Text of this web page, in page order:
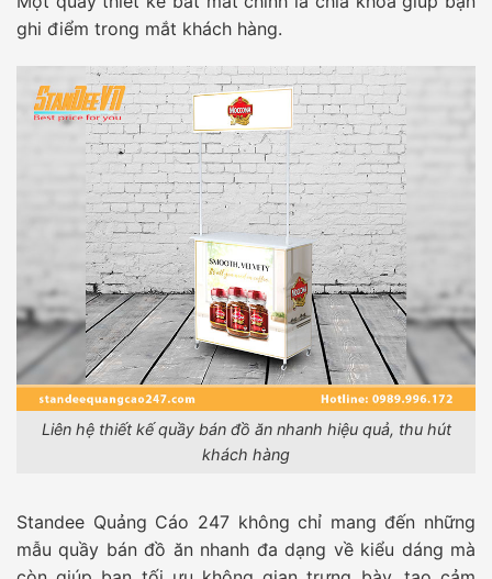
ghi điểm trong mắt khách hàng.
Liên hệ thiết kế quầy bán đồ ăn nhanh hiệu quả, thu hút
khách hàng
Standee Quảng Cáo 247 không chỉ mang đến những
mẫu quầy bán đồ ăn nhanh đa dạng về kiểu dáng mà